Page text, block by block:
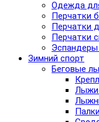
Одежда
Перчатки
Перчатки
Перчатки
Зимний спорт
Беговые
Лыжи